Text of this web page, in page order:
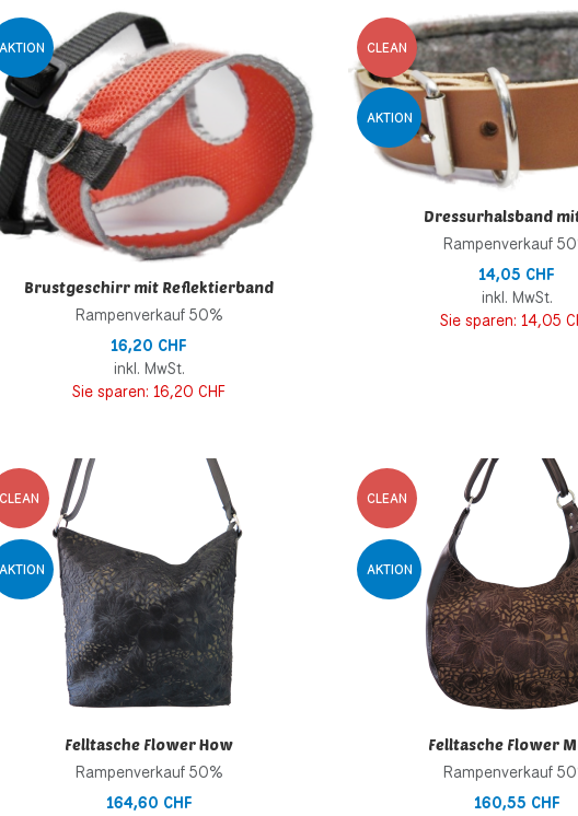
hinzufügen
hinzufügen
AKTION
Zur Wunschliste hinzufügen
Zur Vergleichsliste hinzufügen
Schnellansicht
Brustgeschirr mit Reflektierband
Rampenverkauf 50%
16,20 CHF
inkl. MwSt.
Sie sparen: 16,20 CHF
CLEAN
AKTION
Dressurhalsband
Rampenverkauf
14,05 CHF
inkl. MwSt.
Sie sparen: 14,05
hinzufügen
hinzufügen
CLEAN
AKTION
Zur Wunschliste hinzufügen
Zur Vergleichsliste hinzufügen
Schnellansicht
Felltasche Flower How
Rampenverkauf 50%
164,60 CHF
CLEAN
AKTION
Felltasche Flower
Rampenverkauf
160,55 CHF